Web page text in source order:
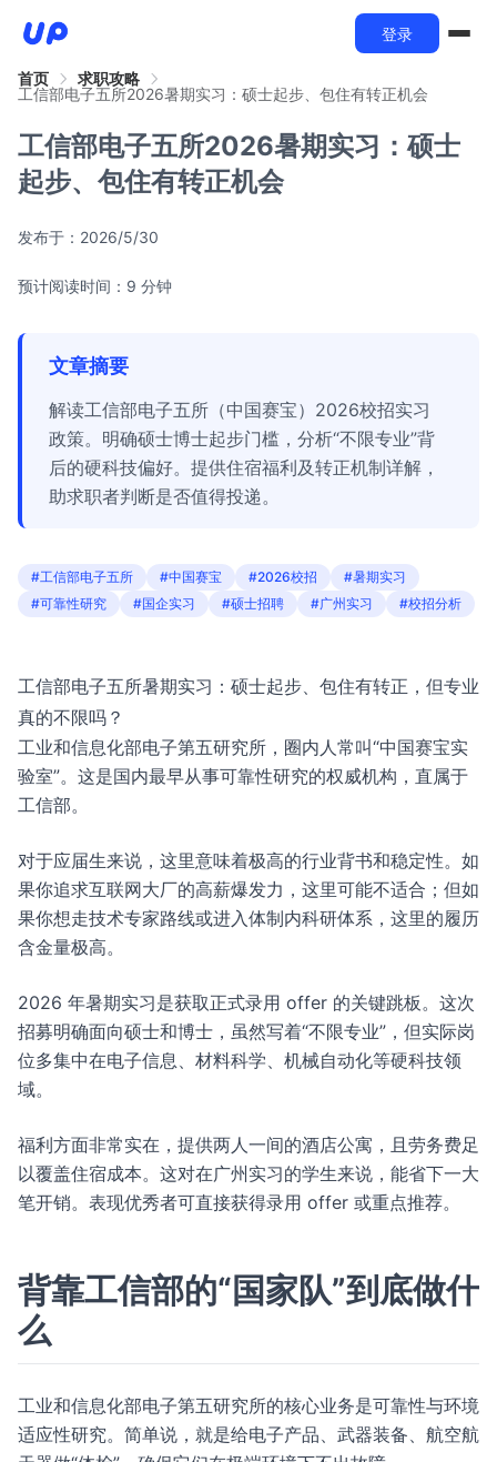
登录
首页
求职攻略
工信部电子五所2026暑期实习：硕士起步、包住有转正机会
工信部电子五所2026暑期实习：硕士
起步、包住有转正机会
发布于： 2026/5/30
预计阅读时间：9 分钟
文章摘要
解读工信部电子五所（中国赛宝）2026校招实习
政策。明确硕士博士起步门槛，分析“不限专业”背
后的硬科技偏好。提供住宿福利及转正机制详解，
助求职者判断是否值得投递。
#工信部电子五所 #中国赛宝 #2026校招
#暑期实习
#可靠性研究
#国企实习 #硕士招聘 #广州实习 #校招分析
工信部电子五所暑期实习：硕士起步、包住有转正，但专业
真的不限吗？
工业和信息化部电子第五研究所，圈内人常叫“中国赛宝实
验室”。这是国内最早从事可靠性研究的权威机构，直属于
工信部。
对于应届生来说，这里意味着极高的行业背书和稳定性。如
果你追求互联网大厂的高薪爆发力，这里可能不适合；但如
果你想走技术专家路线或进入体制内科研体系，这里的履历
含金量极高。
2026 年暑期实习是获取正式录用 offer 的关键跳板。这次
招募明确面向硕士和博士，虽然写着“不限专业”，但实际岗
位多集中在电子信息、材料科学、机械自动化等硬科技领
域。
福利方面非常实在，提供两人一间的酒店公寓，且劳务费足
以覆盖住宿成本。这对在广州实习的学生来说，能省下一大
笔开销。表现优秀者可直接获得录用 offer 或重点推荐。
背靠工信部的“国家队”到底做什
么
工业和信息化部电子第五研究所的核心业务是可靠性与环境
适应性研究。简单说，就是给电子产品、武器装备、航空航